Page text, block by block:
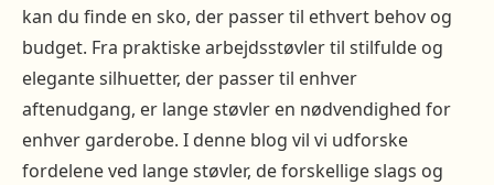
kan du finde en sko, der passer til ethvert behov og
budget. Fra praktiske arbejdsstøvler til stilfulde og
elegante silhuetter, der passer til enhver
aftenudgang, er lange støvler en nødvendighed for
enhver garderobe. I denne blog vil vi udforske
fordelene ved lange støvler, de forskellige slags og